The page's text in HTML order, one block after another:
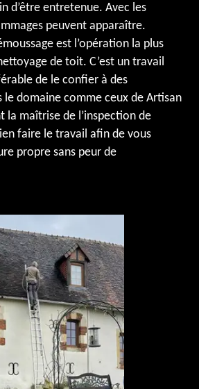
d’être entretenue. Avec les
peuvent apparaître.
est l’opération la plus
de toit. C’est un travail
de le confier à des
le domaine comme ceux de Artisan
la maîtrise de l’inspection de
faire le travail afin de vous
propre sans peur de